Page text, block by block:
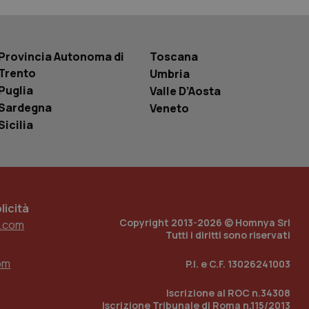
Autonoma di
Toscana
Umbria
Valle D’Aosta
Veneto
Copyright 2013-2026 © Homnya Srl
Tutti i diritti sono riservati
P.I. e C.F. 13026241003
Iscrizione al ROC n.34308
Iscrizione Tribunale di Roma n.115/2013
traccia
incorporati
del sito web sta
di
la gestione
per abilitare il